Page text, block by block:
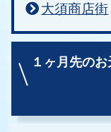
大須商店街
１ヶ月先のお